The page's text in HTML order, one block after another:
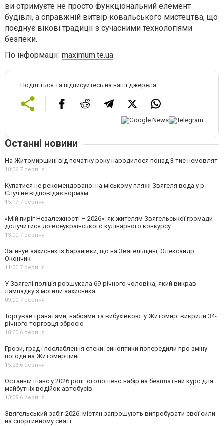
ви отримуєте не просто функціональний елемент
будівлі, а справжній витвір ковальського мистецтва, що
поєднує вікові традиції з сучасними технологіями
безпеки.
По інформації: maximum.te.ua
Поділіться та підписуйтесь на наші джерела
Останні новини
На Житомирщині від початку року народилося понад 3 тис немовлят
18:06,7 серпня
Купатися не рекомендовано: на міському пляжі Звягеля вода у р.
Случ не відповідає нормам
15:17,7 серпня
«Мій пиріг Незалежності – 2026»: як жителям Звягельської громади
долучитися до всеукраїнського кулінарного конкурсу
13:00,7 серпня
Загинув захисник із Баранівки, що на Звягельщині, Олександр
Окончик
11:00,7 серпня
У Звягелі поліція розшукала 69-річного чоловіка, який викрав
лампадку з могили захисника
09:00,7 серпня
Торгував гранатами, набоями та вибухівкою: у Житомирі викрили 34-
річного торговця зброєю
18:00,6 серпня
Грози, град і послаблення спеки: синоптики попередили про зміну
погоди на Житомирщині
15:23,6 серпня
Останній шанс у 2026 році: оголошено набір на безплатний курс для
майбутніх водійок автобусів
13:09,6 серпня
Звягельський забіг-2026: містян запрошують випробувати свої сили
на спортивному святі